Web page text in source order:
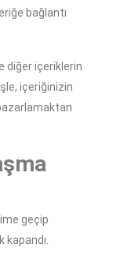
bağlantı
diğer içeriklerin
içeriğinizin
geçip